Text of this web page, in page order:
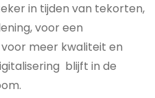
in tijden van tekorten,
voor een
meer kwaliteit en
blijft in de